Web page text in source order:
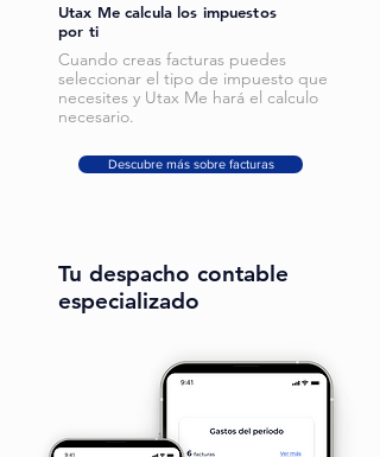
Utax Me calcula los impuestos
por ti
Cuando creas facturas puedes
seleccionar el tipo de impuesto que
necesites y Utax Me hará el calculo
necesario.
Descubre más sobre facturas
Tu despacho contable
especializado